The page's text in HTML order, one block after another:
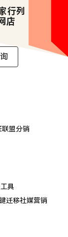
行列
店
联盟分销
具
迁移社媒营销